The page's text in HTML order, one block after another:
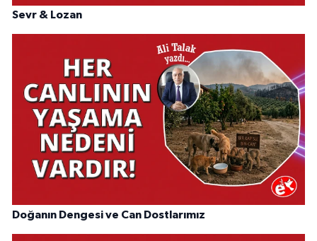
Sevr & Lozan
Doğanın Dengesi ve Can Dostlarımız